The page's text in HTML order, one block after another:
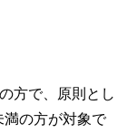
方で、原則とし
の方が対象で